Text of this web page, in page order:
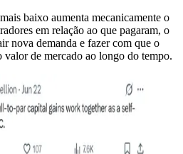
baixo aumenta mecanicamente o
em relação ao que pagaram, o
nova demanda e fazer com que o
de mercado ao longo do tempo.